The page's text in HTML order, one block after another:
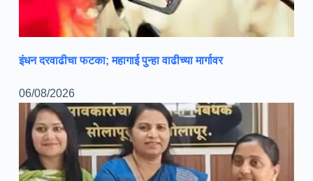
इंधन दरवाढीचा फटका; महागाई पुन्हा वाढीच्या मार्गावर
06/08/2026